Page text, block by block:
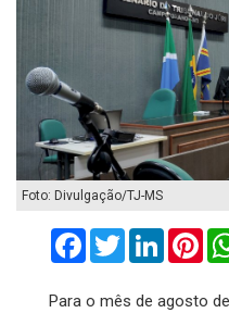
Foto: Divulgação/TJ-MS
FacebookTwitterLinkedIn
Para o mês de agosto